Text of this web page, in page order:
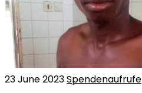
23 June 2023Spendenaufrufe